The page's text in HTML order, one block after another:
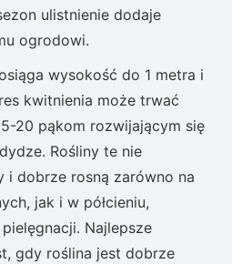
ulistnienie dodaje
ogrodowi.
wysokość do 1 metra i
kwitnienia może trwać
20 pąkom rozwijającym się
Rośliny te nie
i dobrze rosną zarówno na
jak i w półcieniu,
Najlepsze
gdy roślina jest dobrze